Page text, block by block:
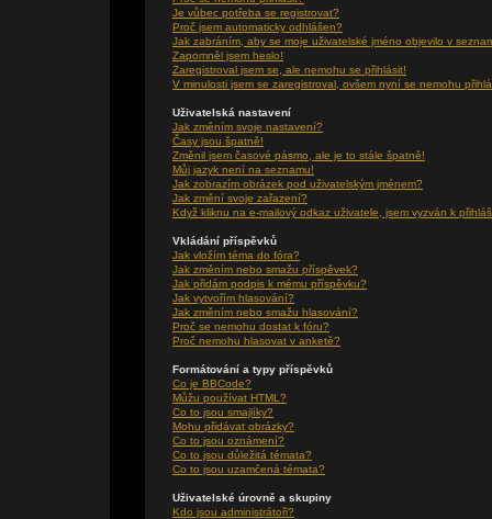
Je vůbec potřeba se registrovat?
Proč jsem automaticky odhlášen?
Jak zabráním, aby se moje uživatelské jméno objevilo v
Zapomněl jsem heslo!
Zaregistroval jsem se, ale nemohu se přihlásit!
V minulosti jsem se zaregistroval, ovšem nyní se nemohu
Uživatelská nastavení
Jak změním svoje nastavení?
Časy jsou špatně!
Změnil jsem časové pásmo, ale je to stále špatně!
Můj jazyk není na seznamu!
Jak zobrazím obrázek pod uživatelským jménem?
Jak změní svoje zařazení?
Když kliknu na e-mailový odkaz uživatele, jsem vyzván k
Vkládání příspěvků
Jak vložím téma do fóra?
Jak změním nebo smažu příspěvek?
Jak přidám podpis k mému příspěvku?
Jak vytvořím hlasování?
Jak změním nebo smažu hlasování?
Proč se nemohu dostat k fóru?
Proč nemohu hlasovat v anketě?
Formátování a typy příspěvků
Co je BBCode?
Můžu používat HTML?
Co to jsou smajlíky?
Mohu přidávat obrázky?
Co to jsou oznámení?
Co to jsou důležitá témata?
Co to jsou uzamčená témata?
Uživatelské úrovně a skupiny
Kdo jsou administrátoři?